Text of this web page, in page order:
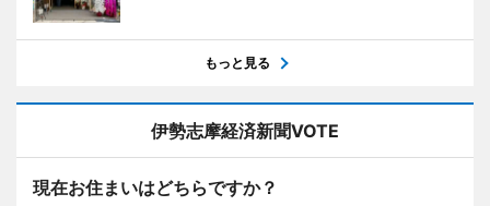
もっと見る
伊勢志摩経済新聞VOTE
現在お住まいはどちらですか？